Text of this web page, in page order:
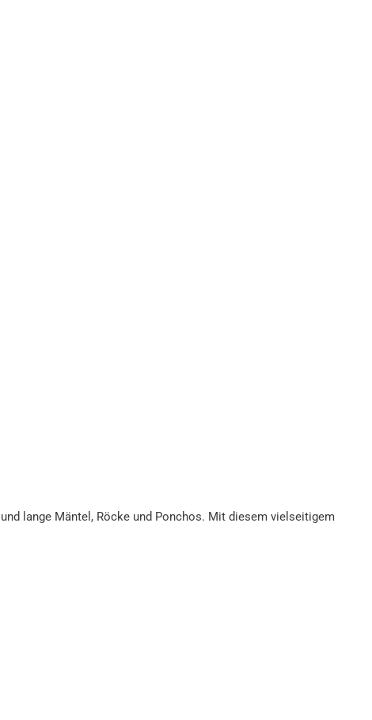
lange Mäntel, Röcke und Ponchos. Mit diesem vielseitigem